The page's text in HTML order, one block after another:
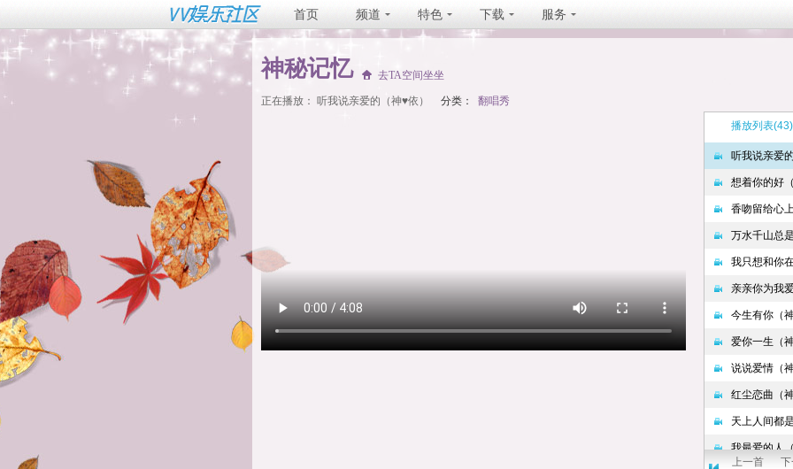
首页 频道 特色 下载 服务
神秘记忆 去TA空间坐坐
正在播放： 听我说亲爱的（神♥依） 分类：
翻唱秀
播放列表(43)
上一首